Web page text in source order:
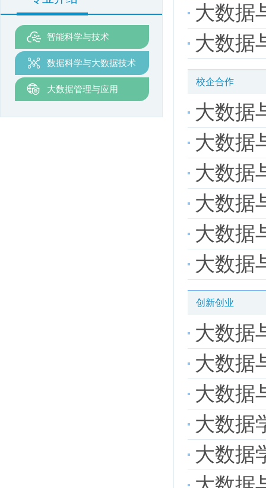
智能科学与技术
数据科学与大数据技术
大数据管理与应用
大数据
大数据
校企合作
大数据
大数据
大数据
大数据与
大数据与人
大数据
创新创业
大数据与
大数据
大数据与
大数据学
大数据学